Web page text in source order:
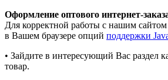
Оформление оптового интернет-
Для корректной работы с нашим сайтом
в Вашем браузере опций поддержки
• Зайдите в интересующий Вас раздел
товар.